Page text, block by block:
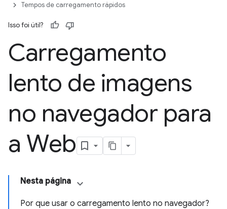
Tempos de carregamento rápidos
Isso foi útil?
Carregamento
lento de imagens
no navegador para
a Web
Nesta página
Por que usar o carregamento lento no navegador?